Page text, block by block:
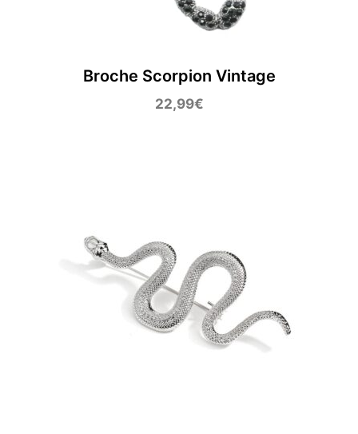
Broche Scorpion Vintage
22,99€